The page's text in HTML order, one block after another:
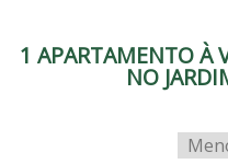
1 APARTAMENTO À
NO